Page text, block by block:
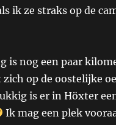
ik ze straks op de
is nog een paar
op de oostelijke
is er in Höxter
Ik mag een plek